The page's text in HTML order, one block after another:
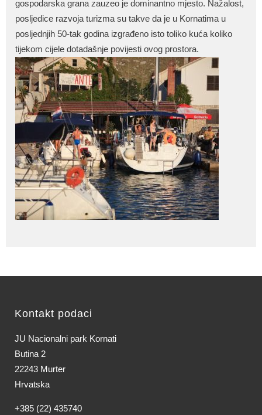
gospodarska grana zauzeo je dominantno mjesto. Nažalost,
posljedice razvoja turizma su takve da je u Kornatima u
posljednjih 50-tak godina izgrađeno isto toliko kuća koliko
tijekom cijele dotadašnje povijesti ovog prostora.
Kontakt podaci
JU Nacionalni park Kornati
Butina 2
22243 Murter
Hrvatska
+385 (22) 435740